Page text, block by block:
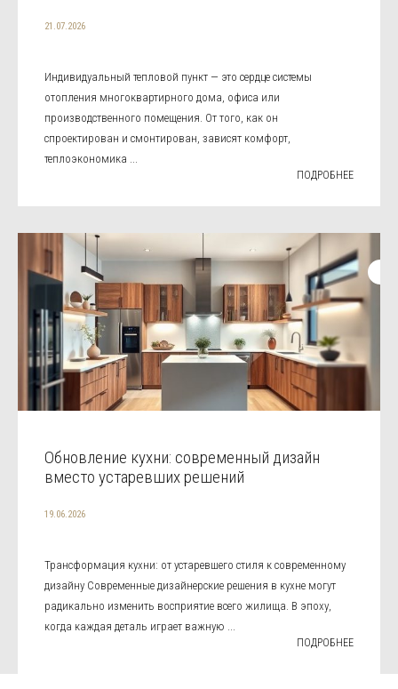
21.07.2026
Индивидуальный тепловой пункт — это сердце системы
отопления многоквартирного дома, офиса или
производственного помещения. От того, как он
спроектирован и смонтирован, зависят комфорт,
теплоэкономика ...
ПОДРОБНЕЕ
Обновление кухни: современный дизайн
вместо устаревших решений
19.06.2026
Трансформация кухни: от устаревшего стиля к современному
дизайну Современные дизайнерские решения в кухне могут
радикально изменить восприятие всего жилища. В эпоху,
когда каждая деталь играет важную ...
ПОДРОБНЕЕ